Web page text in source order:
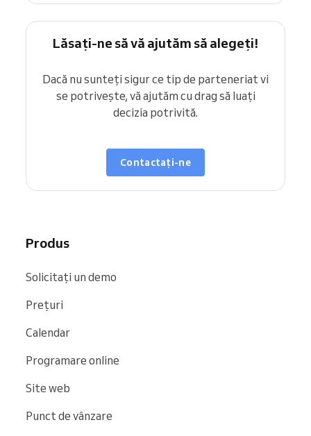
Lăsați-ne să vă ajutăm să alegeți!
Dacă nu sunteți sigur ce tip de parteneriat vi
se potrivește, vă ajutăm cu drag să luați
decizia potrivită.
Contactați-ne
Produs
Solicitați un demo
Prețuri
Calendar
Programare online
Site web
Punct de vânzare